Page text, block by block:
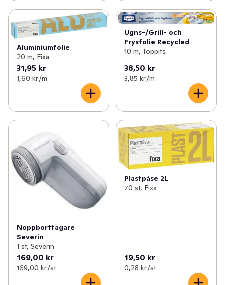
Aluminiumfolie
20 m, Fixa
31,95 kr
1,60 kr /m
Ugns-/Grill- och
Frysfolie Recycled
10 m, Toppits
38,50 kr
3,85 kr /m
Noppborttagare
Severin
1 st, Severin
169,00 kr
169,00 kr /st
Plastpåse 2L
70 st, Fixa
19,50 kr
0,28 kr /st